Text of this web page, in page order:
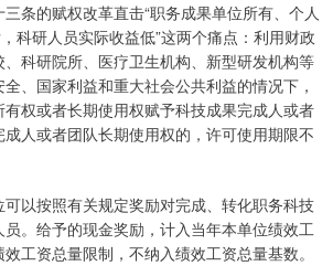
的赋权改革直击“职务成果单位所有、个人
科研人员实际收益低”这两个痛点：利用财政
科研院所、医疗卫生机构、新型研发机构等
、国家利益和重大社会公共利益的情况下，
权或者长期使用权赋予科技成果完成人或者
人或者团队长期使用权的，许可使用期限不
以按照有关规定奖励对完成、转化职务科技
。给予的现金奖励，计入当年本单位绩效工
工资总量限制，不纳入绩效工资总量基数。